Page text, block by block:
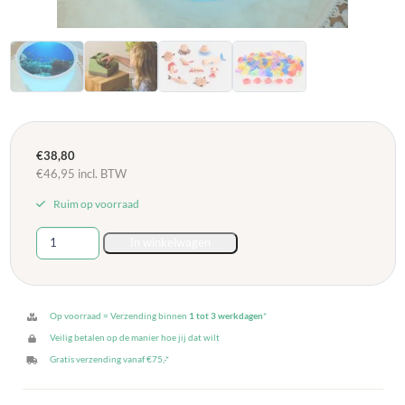
€38,80
€46,95 incl. BTW
Ruim op voorraad
Dantoy
Green
Kassa
8-
delig
aantal
Op voorraad = Verzending binnen 1 tot 3 werkdagen*
Veilig betalen op de manier hoe jij dat wilt
Gratis verzending vanaf €75,-*